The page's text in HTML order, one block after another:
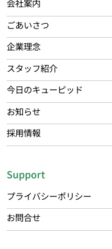
会社案内
ごあいさつ
企業理念
スタッフ紹介
今日のキューピッド
お知らせ
採用情報
Support
プライバシーポリシー
お問合せ